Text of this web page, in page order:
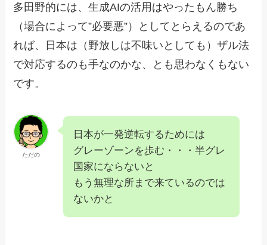
多田野的には、生成AIの活用はやったもん勝ち
（場合によって”必要悪”）としてとらえるのであ
れば、日本は（野放しは不味いとしても）ザル法
で対応するのも手なのかな、とも思わなくもない
です。
ただの
日本が一発逆転するためには
グレーゾーンを歩む・・・半グレ
国家にならないと
もう無理な所まで来ているのでは
ないかと